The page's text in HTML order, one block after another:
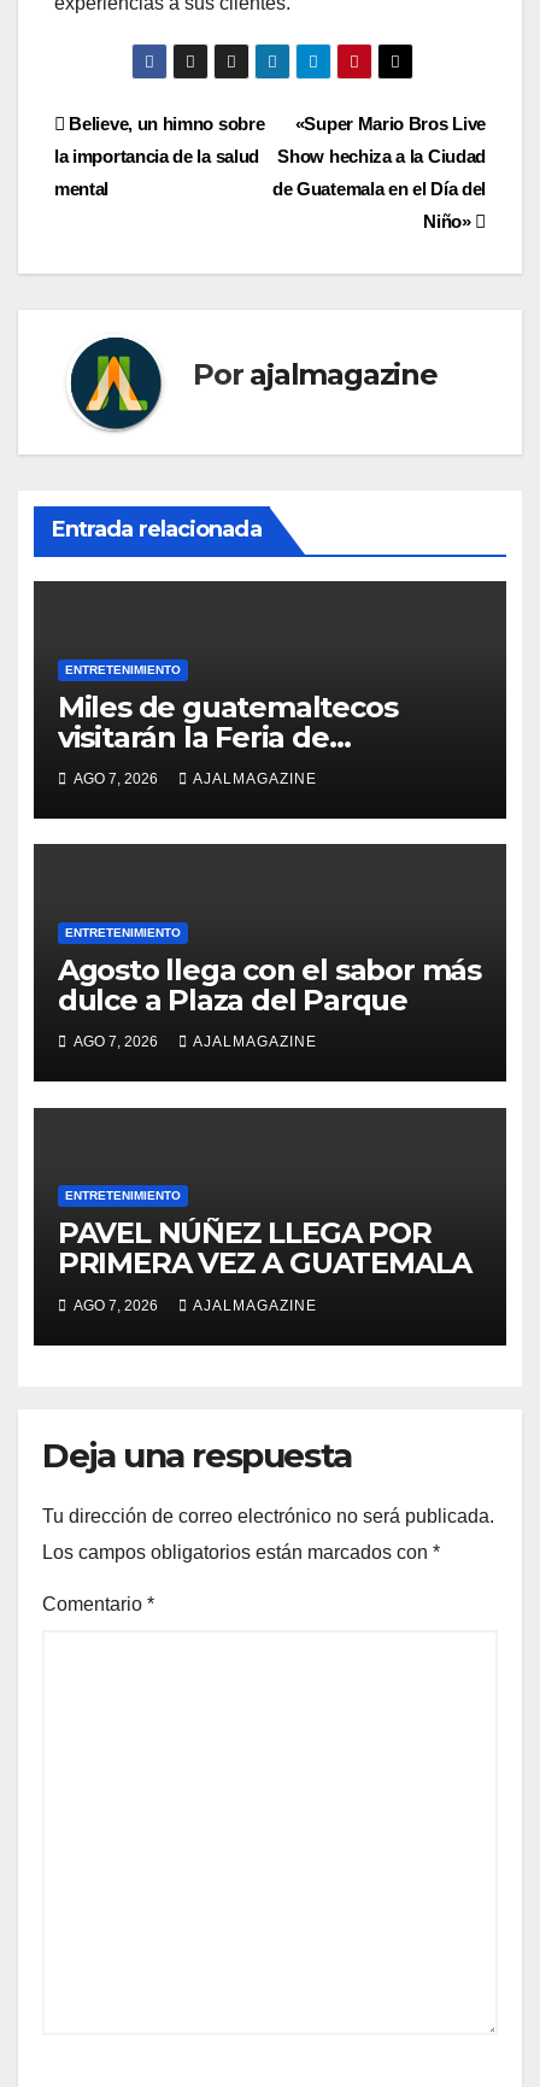
Navegación
de
«Super Mario Bros Live
Show hechiza a la Ciudad
de Guatemala en el Día del
Niño»
Believe, un himno sobre
la importancia de la salud
mental
Por ajalmagazine
Entrada relacionada
ENTRETENIMIENTO
Miles de guatemaltecos
visitarán la Feria de
Jocotenango: todo lo que
necesitas saber para
disfrutarla sin complicaciones
AGO 7, 2026 AJALMAGAZINE
ENTRETENIMIENTO
Agosto llega con el sabor más
dulce a Plaza del Parque
AGO 7, 2026 AJALMAGAZINE
ENTRETENIMIENTO
PAVEL NÚÑEZ LLEGA POR
PRIMERA VEZ A GUATEMALA
AGO 7, 2026 AJALMAGAZINE
Deja una respuesta
Tu dirección de correo electrónico no será publicada.
Los campos obligatorios están marcados con *
Comentario *